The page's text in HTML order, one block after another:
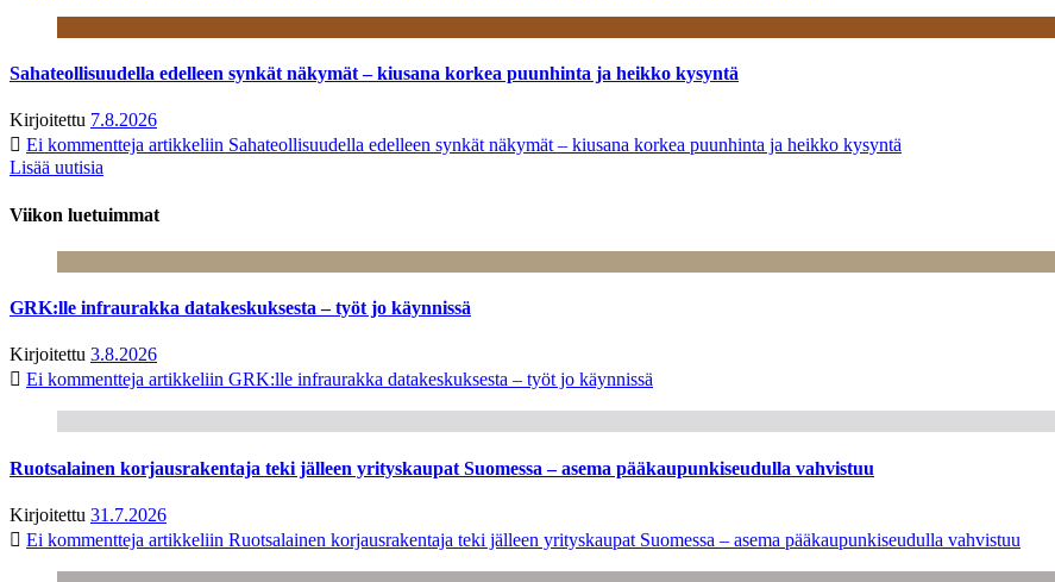
Sahateollisuudella edelleen synkät näkymät – kiusana korkea puunhinta ja heikko kysyntä
Kirjoitettu 7.8.2026
Ei kommentteja artikkeliin Sahateollisuudella edelleen synkät näkymät – kiusana korkea puunhinta ja heikko kysyntä
Lisää uutisia
Viikon luetuimmat
GRK:lle infraurakka datakeskuksesta – työt jo käynnissä
Kirjoitettu 3.8.2026
Ei kommentteja artikkeliin GRK:lle infraurakka datakeskuksesta – työt jo käynnissä
Ruotsalainen korjausrakentaja teki jälleen yrityskaupat Suomessa – asema pääkaupunkiseudulla vahvistuu
Kirjoitettu 31.7.2026
Ei kommentteja artikkeliin Ruotsalainen korjausrakentaja teki jälleen yrityskaupat Suomessa – asema pääkaupunkiseudulla vahvistuu